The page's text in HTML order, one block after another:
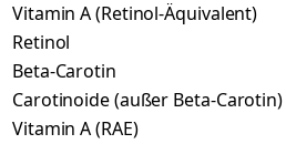
Vitamin A (Retinol-Äquivalent)
Retinol
Beta-Carotin
Carotinoide (außer Beta-Carotin)
Vitamin A (RAE)